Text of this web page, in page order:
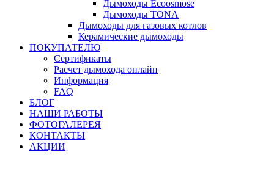
Дымоходы Ecoosmose
Дымоходы TONA
Дымоходы для газовых котлов
Керамические дымоходы
ПОКУПАТЕЛЮ
Сертификаты
Расчет дымохода онлайн
Информация
FAQ
БЛОГ
НАШИ РАБОТЫ
ФОТОГАЛЕРЕЯ
КОНТАКТЫ
АКЦИИ